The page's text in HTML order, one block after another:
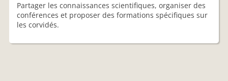
Partager les connaissances scientifiques, organiser des
conférences et proposer des formations spécifiques sur
les corvidés.